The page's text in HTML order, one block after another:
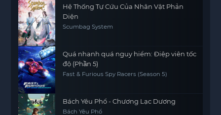
Hệ Thống Tự Cứu Của Nhân Vật Phản
Diện
Scumbag System
Quá nhanh quá nguy hiểm: Điệp viên tốc
độ (Phần 5)
Fast & Furious Spy Racers (Season 5)
Bách Yêu Phổ - Chương Lạc Dương
Bách Yêu Phổ